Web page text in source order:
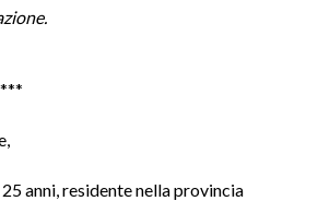
anni, residente nella provincia